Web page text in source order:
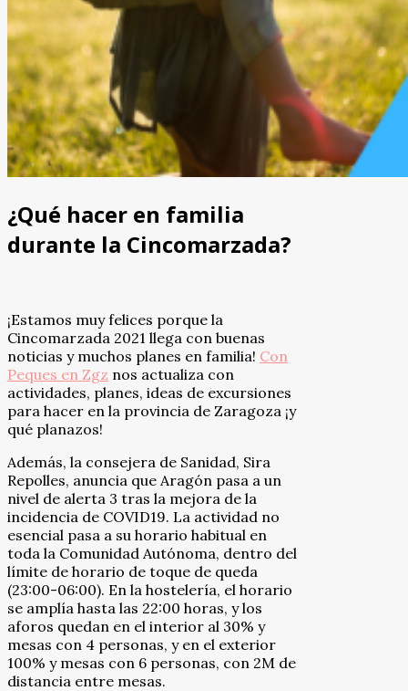
¿Qué hacer en familia
durante la Cincomarzada?
¡Estamos muy felices porque la
Cincomarzada 2021 llega con buenas
noticias y muchos planes en familia! Con
Peques en Zgz nos actualiza con
actividades, planes, ideas de excursiones
para hacer en la provincia de Zaragoza ¡y
qué planazos!
Además, la consejera de Sanidad, Sira
Repolles, anuncia que Aragón pasa a un
nivel de alerta 3 tras la mejora de la
incidencia de COVID19. La actividad no
esencial pasa a su horario habitual en
toda la Comunidad Autónoma, dentro del
límite de horario de toque de queda
(23:00-06:00). En la hostelería, el horario
se amplía hasta las 22:00 horas, y los
aforos quedan en el interior al 30% y
mesas con 4 personas, y en el exterior
100% y mesas con 6 personas, con 2M de
distancia entre mesas.